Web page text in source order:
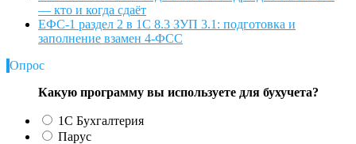
— кто и когда сдаёт
ЕФС-1 раздел 2 в 1С 8.3 ЗУП 3.1: подготовка и
заполнение взамен 4-ФСС
Опрос
Какую программу вы используете для бухучета?
1С Бухгалтерия
Парус